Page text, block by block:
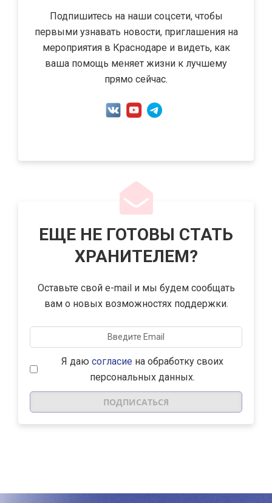
Подпишитесь на наши соцсети, чтобы
первыми узнавать новости, приглашения на
мероприятия в Краснодаре и видеть, как
ваша помощь меняет жизни к лучшему
прямо сейчас.
ЕЩЕ НЕ ГОТОВЫ СТАТЬ
ХРАНИТЕЛЕМ?
Оставьте свой e-mail и мы будем сообщать
вам о новых возможностях поддержки.
Я даю согласие на обработку своих
персональных данных.